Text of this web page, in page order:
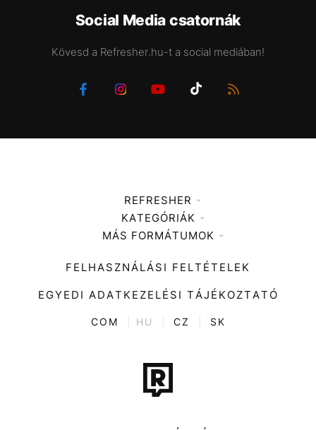
Social Media csatornák
Kövesd a Refresher.hu-t a social mediában!
REFRESHER
Médiaajánlat
KATEGÓRIÁK
Zene
Divat
Kultúra
ENTR
Tech-Tudomány
Sport
MÁS FORMÁTUMOK
FELHASZNÁLÁSI FELTÉTELEK
EGYEDI ADATKEZELÉSI TÁJÉKOZTATÓ
COM HU CZ SK